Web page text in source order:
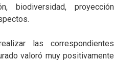
biodiversidad, proyección
las correspondientes
valoró muy positivamente